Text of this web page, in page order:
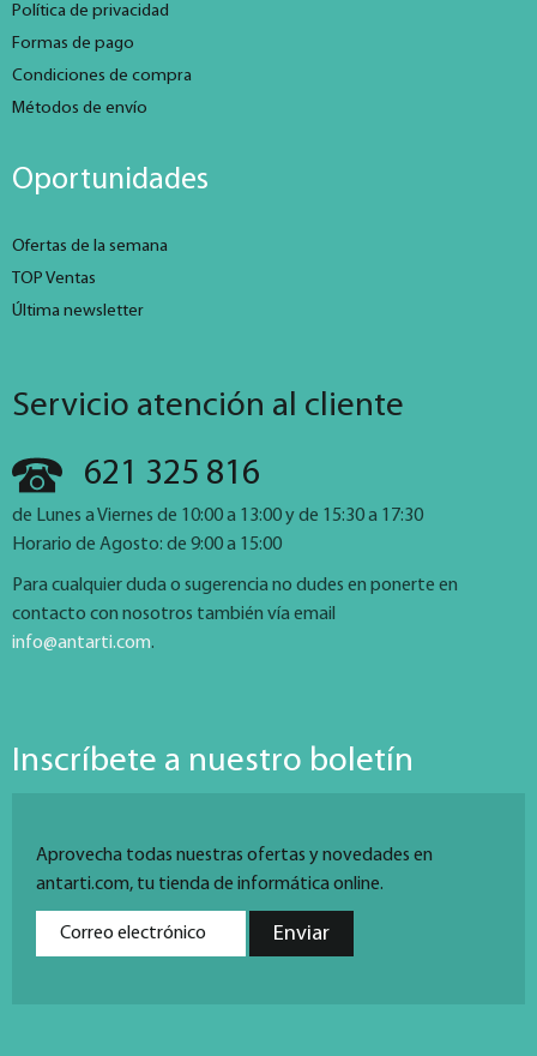
Política de privacidad
Formas de pago
Condiciones de compra
Métodos de envío
Oportunidades
Ofertas de la semana
TOP Ventas
Última newsletter
Servicio atención al cliente
621 325 816
de Lunes a Viernes de 10:00 a 13:00 y de 15:30 a 17:30
Horario de Agosto: de 9:00 a 15:00
Para cualquier duda o sugerencia no dudes en ponerte en
contacto con nosotros también vía email
info@antarti.com.
Inscríbete a nuestro boletín
Aprovecha todas nuestras ofertas y novedades en
antarti.com, tu tienda de informática online.